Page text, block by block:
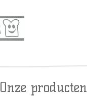
Onze producten